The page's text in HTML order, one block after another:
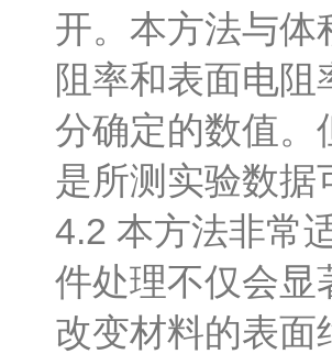
开。本方法与体
阻率和表面电
分确定的数值。
是所测实验数据
4.2 本方法非常
件处理不仅会显
改变材料的表面